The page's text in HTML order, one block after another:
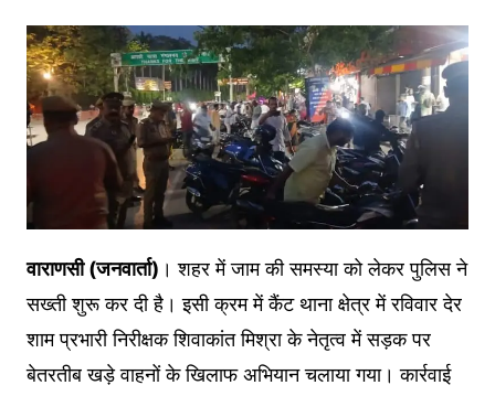
वाराणसी (जनवार्ता) । शहर में जाम की समस्या को लेकर पुलिस ने
सख्ती शुरू कर दी है। इसी क्रम में कैंट थाना क्षेत्र में रविवार देर
शाम प्रभारी निरीक्षक शिवाकांत मिश्रा के नेतृत्व में सड़क पर
बेतरतीब खड़े वाहनों के खिलाफ अभियान चलाया गया। कार्रवाई